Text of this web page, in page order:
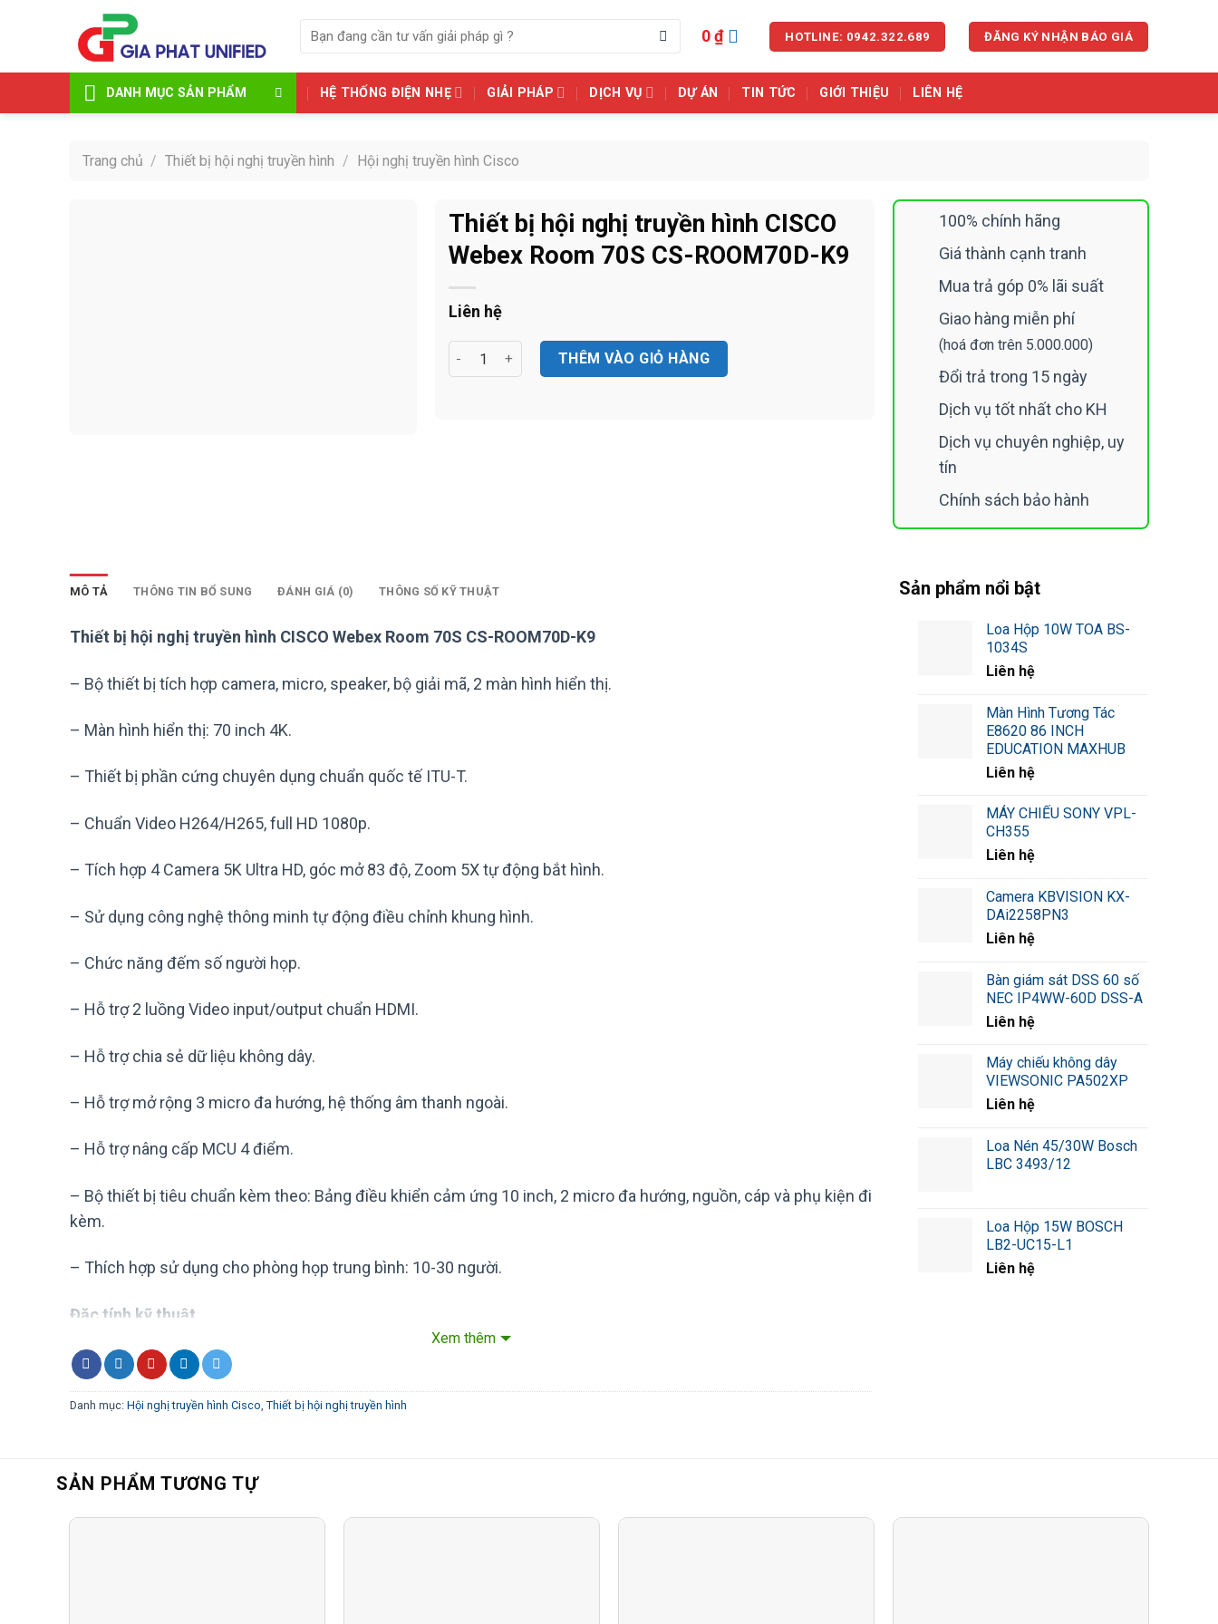
kiếm:
0₫ HOTLINE: 0942.322.689 ĐĂNG KÝ NHẬN BÁO GIÁ
DANH MỤC SẢN PHẨM HỆ THỐNG ĐIỆN NHẸ GIẢI PHÁP DỊCH VỤ DỰ ÁN TIN TỨC GIỚI THIỆU LIÊN HỆ
Trang chủ / Thiết bị hội nghị truyền hình / Hội nghị truyền hình Cisco
Thiết bị hội nghị truyền hình CISCO
Webex Room 70S CS-ROOM70D-K9
Liên hệ
Thiết bị hội nghị truyền hình CISCO Webex Room 70S CS-ROOM70D-K9 số lượng
THÊM VÀO GIỎ HÀNG
100% chính hãng
Giá thành cạnh tranh
Mua trả góp 0% lãi suất
Giao hàng miễn phí
(hoá đơn trên 5.000.000)
Đổi trả trong 15 ngày
Dịch vụ tốt nhất cho KH
Dịch vụ chuyên nghiệp, uy
tín
Chính sách bảo hành
MÔ TẢ THÔNG TIN BỔ SUNG ĐÁNH GIÁ (0) THÔNG SỐ KỸ THUẬT
Thiết bị hội nghị truyền hình CISCO Webex Room 70S CS-ROOM70D-K9
– Bộ thiết bị tích hợp camera, micro, speaker, bộ giải mã, 2 màn hình hiển thị.
– Màn hình hiển thị: 70 inch 4K.
– Thiết bị phần cứng chuyên dụng chuẩn quốc tế ITU-T.
– Chuẩn Video H264/H265, full HD 1080p.
– Tích hợp 4 Camera 5K Ultra HD, góc mở 83 độ, Zoom 5X tự động bắt hình.
– Sử dụng công nghệ thông minh tự động điều chỉnh khung hình.
– Chức năng đếm số người họp.
– Hỗ trợ 2 luồng Video input/output chuẩn HDMI.
– Hỗ trợ chia sẻ dữ liệu không dây.
– Hỗ trợ mở rộng 3 micro đa hướng, hệ thống âm thanh ngoài.
– Hỗ trợ nâng cấp MCU 4 điểm.
– Bộ thiết bị tiêu chuẩn kèm theo: Bảng điều khiển cảm ứng 10 inch, 2 micro đa hướng, nguồn, cáp và phụ kiện đi
kèm.
– Thích hợp sử dụng cho phòng họp trung bình: 10-30 người.
Đặc tính kỹ thuật
Model
Software compatibility
Cisco Collaboration Endpoint Software Version 9.2 or later, or Cisco Webex Room OS
2x 70-inch TFT-LCD monitor, edge-lit LED
Xem thêm
Danh mục: Hội nghị truyền hình Cisco, Thiết bị hội nghị truyền hình
Sản phẩm nổi bật
Loa Hộp 10W TOA BS-
1034S
Liên hệ
Màn Hình Tương Tác
E8620 86 INCH
EDUCATION MAXHUB
Liên hệ
MÁY CHIẾU SONY VPL-
CH355
Liên hệ
Camera KBVISION KX-
DAi2258PN3
Liên hệ
Bàn giám sát DSS 60 số
NEC IP4WW-60D DSS-A
Liên hệ
Máy chiếu không dây
VIEWSONIC PA502XP
Liên hệ
Loa Nén 45/30W Bosch
LBC 3493/12
Loa Hộp 15W BOSCH
LB2-UC15-L1
Liên hệ
SẢN PHẨM TƯƠNG TỰ